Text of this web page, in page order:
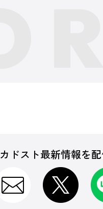
カドスト最新情報を